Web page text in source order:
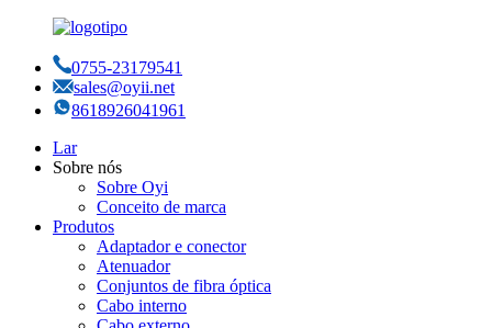
0755-23179541
sales@oyii.net
8618926041961
Lar
Sobre nós
Sobre Oyi
Conceito de marca
Produtos
Adaptador e conector
Atenuador
Conjuntos de fibra óptica
Cabo interno